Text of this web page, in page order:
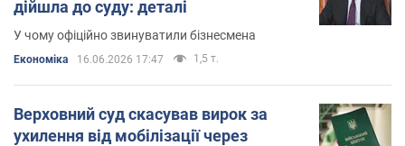
дійшла до суду: деталі
У чому офіційно звинуватили бізнесмена
Економіка 16.06.2026 17:47 1,5 т.
Верховний суд скасував вирок за
ухилення від мобілізації через